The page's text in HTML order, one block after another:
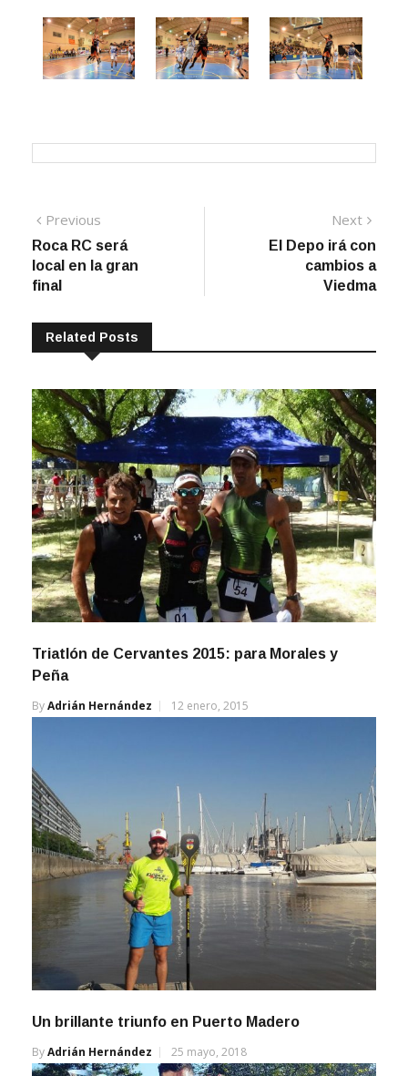
Navegación
de
entradas
Previous
post:
Roca RC será
local en la gran
final
Next
El Depo irá con
cambios a
Viedma
Related Posts
Triatlón de Cervantes 2015: para Morales y
Peña
ByAdrián Hernández 12 enero, 2015
Un brillante triunfo en Puerto Madero
ByAdrián Hernández 25 mayo, 2018